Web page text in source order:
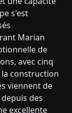
s'est
Marian
de
avec cinq
la construction
viennent de
des
excellente